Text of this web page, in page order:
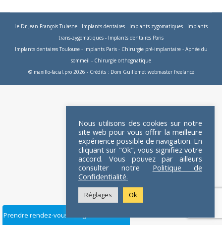
Prendre rendez-vous en ligne
Le Dr Jean-François Tulasne - Implants dentaires - Implants zygomatiques - Implants
trans-zygomatiques - Implants dentaires Paris
Implants dentaires Toulouse- Implants Paris- Chirurgie pré-implantaire- Apnée du
sommeil - Chirurgie orthognatique
© maxillo-facial.pro 2026 - Crédits : Dom Guillemet webmaster freelance
Nous utilisons des cookies sur notre
site web pour vous offrir la meilleure
expérience possible de navigation. En
cliquant sur "Ok", vous signifiez votre
accord. Vous pouvez par ailleurs
consulter notre Politique de
Confidentialité.
Réglages Ok